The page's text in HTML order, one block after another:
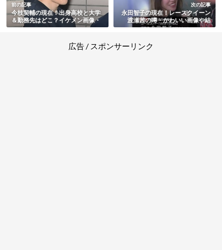
前の記事
今枝契輔の現在！出身高校と大学
＆勤務先はどこ？イケメン画像・
教師の経歴もまとめ
次の記事
永田智子の現在！レースクイーン
渡瀬茜の噂・かわいい画像や結
婚・歌舞伎町ガールズバー事件の
広告 / スポンサーリンク